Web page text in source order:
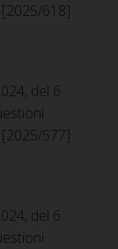
618]
del 6
577]
del 6